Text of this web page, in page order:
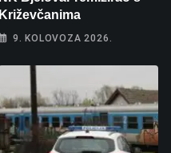
Križevčanima
9. KOLOVOZA 2026.